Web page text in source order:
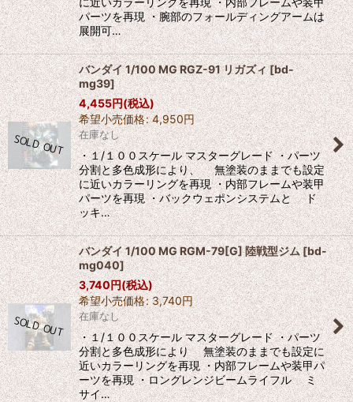
パーツを再現 ・腕部のフォールディングアームは
展開可…
バンダイ 1/100 MG RGZ-91 リガズィ[bd-
mg39]
4,455円(税込)
希望小売価格: 4,950円
在庫なし
・１/１００スケール マスターグレード ・パーツ
分割と多色成形により、 無塗装のままでも設定
に近いカラーリングを再現 ・内部フレームや装甲
パーツを再現 ・バックウェポンシステムと ド
ッキ…
バンダイ 1/100 MG RGM-79[G] 陸戦型ジム[bd-
mg040]
3,740円(税込)
希望小売価格: 3,740円
在庫なし
・１/１００スケール マスターグレード ・パーツ
分割と多色成形により 無塗装のままでも設定に
近いカラーリングを再現 ・内部フレームや装甲パ
ーツを再現 ・ロングレンジビームライフル ミ
サイ…